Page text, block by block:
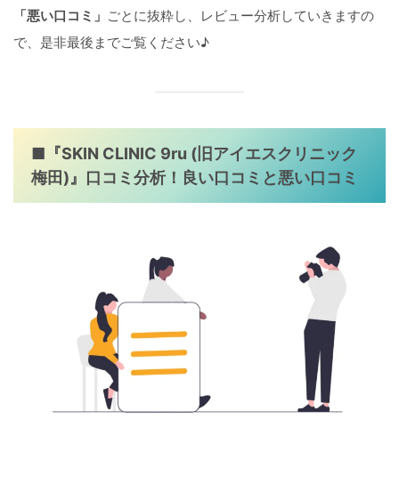
「悪い口コミ」 ごとに抜粋し、レビュー分析していきますの
で、是非最後までご覧ください♪
■『SKIN CLINIC 9ru (旧アイエスクリニック
梅田)』口コミ分析！良い口コミと悪い口コミ